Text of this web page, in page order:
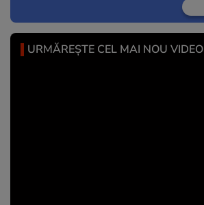
URMĂREȘTE CEL MAI NOU VIDEO